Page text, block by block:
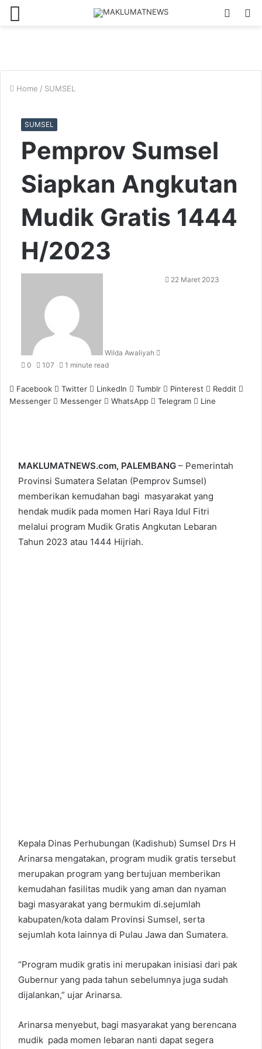
Log
Home / SUMSEL
SUMSEL
Pemprov Sumsel
Siapkan Angkutan
Mudik Gratis 1444
H/2023
Wilda Awaliyah
Send22 Maret 2023
0 107 1 minute read
Facebook Twitter LinkedIn Tumblr Pinterest
Reddit
Messenger
Messenger WhatsApp Telegram Line
MAKLUMATNEWS.com, PALEMBANG – Pemerintah
Provinsi Sumatera Selatan (Pemprov Sumsel)
memberikan kemudahan bagi masyarakat yang
hendak mudik pada momen Hari Raya Idul Fitri
melalui program Mudik Gratis Angkutan Lebaran
Tahun 2023 atau 1444 Hijriah.
Kepala Dinas Perhubungan (Kadishub) Sumsel Drs H
Arinarsa mengatakan, program mudik gratis tersebut
merupakan program yang bertujuan memberikan
kemudahan fasilitas mudik yang aman dan nyaman
bagi masyarakat yang bermukim di.sejumlah
kabupaten/kota dalam Provinsi Sumsel, serta
sejumlah kota lainnya di Pulau Jawa dan Sumatera.
“Program mudik gratis ini merupakan inisiasi dari pak
Gubernur yang pada tahun sebelumnya juga sudah
dijalankan,” ujar Arinarsa.
Arinarsa menyebut, bagi masyarakat yang berencana
mudik pada momen lebaran nanti dapat segera